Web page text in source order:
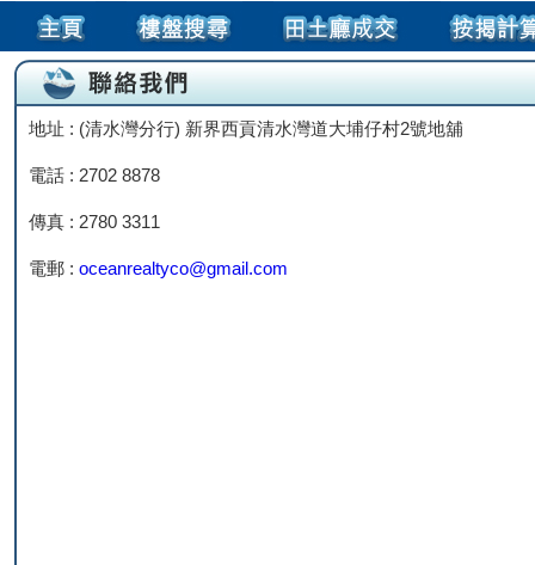
地址 : (清水灣分行) 新界西貢清水灣道大埔仔村2號地舖
電話 : 2702 8878
傳真 : 2780 3311
電郵 : oceanrealtyco@gmail.com